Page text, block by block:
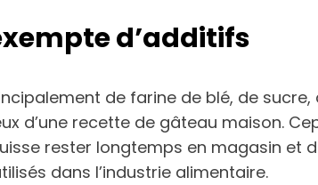
d’additifs
de farine de blé, de
d’une recette de gâteau maison.
rester longtemps en magasin et
dans l’industrie alimentaire.